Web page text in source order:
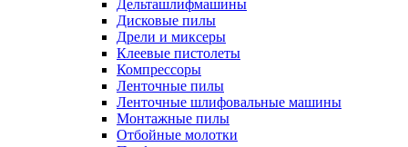
Дельташлифмашины
Дисковые пилы
Дрели и миксеры
Клеевые пистолеты
Компрессоры
Ленточные пилы
Ленточные шлифовальные машины
Монтажные пилы
Отбойные молотки